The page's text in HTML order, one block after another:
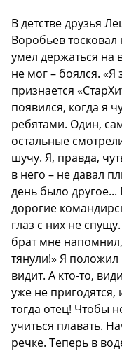
В детстве друзья
Воробьев тосковал
умел держаться на
не мог – боялся. «Я
признается
появился, когда я
ребятами. Один,
остальные
шучу. Я, правда,
в него – не давал
день было
дорогие
глаз с них не
брат мне
тянули!» Я положил
видит. А кто-то,
уже не пригодятся,
тогда отец! Чтобы
учиться плавать.
речке. Теперь в